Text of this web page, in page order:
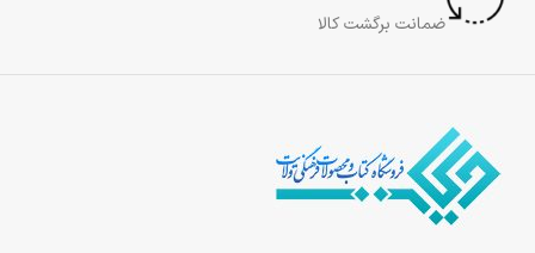
ضمانت برگشت کالا